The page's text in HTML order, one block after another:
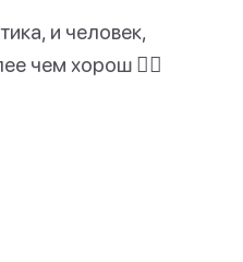
и человек,
чем хорош 👍🏻